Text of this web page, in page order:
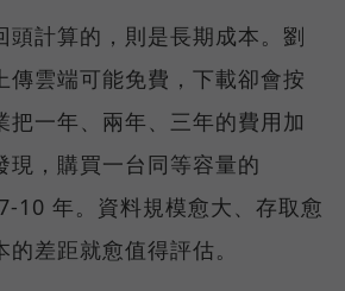
頭計算的，則是長期成本。劉
傳雲端可能免費，下載卻會按
把一年、兩年、三年的費用加
現，購買一台同等容量的
10 年。資料規模愈大、存取愈
差距就愈值得評估。